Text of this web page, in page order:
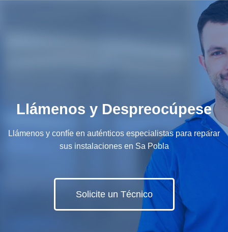
Llámenos y Despreocúpese
Llámenos y confíe en auténticos especialistas para reparar
sus instalaciones en Sa Pobla
Solicite un Técnico